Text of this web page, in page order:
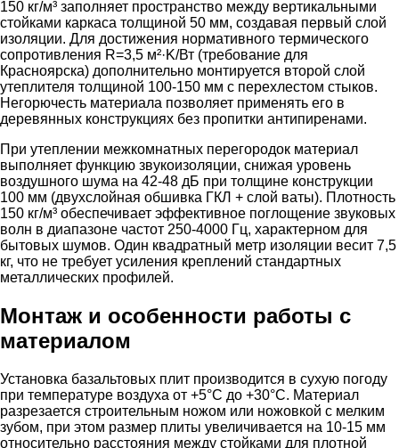
150 кг/м³ заполняет пространство между вертикальными
стойками каркаса толщиной 50 мм, создавая первый слой
изоляции. Для достижения нормативного термического
сопротивления R=3,5 м²·K/Вт (требование для
Красноярска) дополнительно монтируется второй слой
утеплителя толщиной 100-150 мм с перехлестом стыков.
Негорючесть материала позволяет применять его в
деревянных конструкциях без пропитки антипиренами.
При утеплении межкомнатных перегородок материал
выполняет функцию звукоизоляции, снижая уровень
воздушного шума на 42-48 дБ при толщине конструкции
100 мм (двухслойная обшивка ГКЛ + слой ваты). Плотность
150 кг/м³ обеспечивает эффективное поглощение звуковых
волн в диапазоне частот 250-4000 Гц, характерном для
бытовых шумов. Один квадратный метр изоляции весит 7,5
кг, что не требует усиления креплений стандартных
металлических профилей.
Монтаж и особенности работы с
материалом
Установка базальтовых плит производится в сухую погоду
при температуре воздуха от +5°C до +30°C. Материал
разрезается строительным ножом или ножовкой с мелким
зубом, при этом размер плиты увеличивается на 10-15 мм
относительно расстояния между стойками для плотной